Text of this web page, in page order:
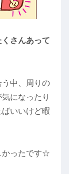
さんあって
中、周りの
になったり
いいけど暇
かったです☆